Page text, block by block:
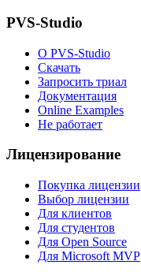
PVS-Studio
О PVS-Studio
Скачать
Запросить триал
Документация
Online Examples
Не работает
Лицензирование
Покупка лицензии
Выбор лицензии
Для клиентов
Для студентов
Для Open Source
Для Microsoft MVP